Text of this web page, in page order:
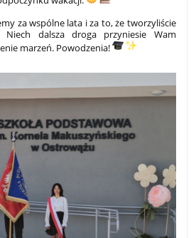
za wspólne lata i za to, że tworzyliście
Niech dalsza droga przyniesie Wam
marzeń. Powodzenia!